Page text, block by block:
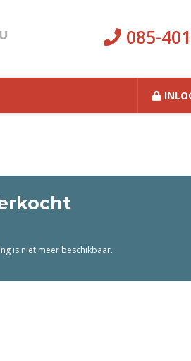
085-
is niet meer beschikbaar.